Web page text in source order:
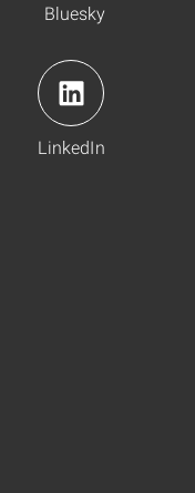
Bluesky
LinkedIn